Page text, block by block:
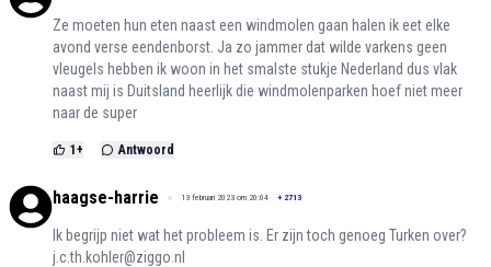
Ze moeten hun eten naast een windmolen gaan halen ik eet elke
avond verse eendenborst. Ja zo jammer dat wilde varkens geen
vleugels hebben ik woon in het smalste stukje Nederland dus vlak
naast mij is Duitsland heerlijk die windmolenparken hoef niet meer
naar de super
1 + Antwoord
haagse-harrie 13 februari 2023 om 20:04 + 2713
Ik begrijp niet wat het probleem is. Er zijn toch genoeg Turken over?
j.c.th.kohler@ziggo.nl